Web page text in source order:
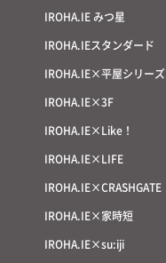
IROHA.IE みつ星
IROHA.IEスタンダード
IROHA.IE×平屋シリーズ
IROHA.IE×3F
IROHA.IE×Like！
IROHA.IE×LIFE
IROHA.IE×CRASHGATE
IROHA.IE×家時短
IROHA.IE×su:iji